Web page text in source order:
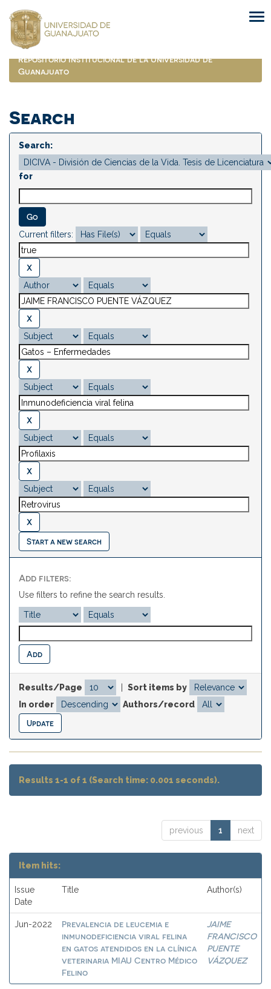
navigation
Repositorio Institucional de la Universidad de
Guanajuato
Search
Search:
for
Current filters:
Start a new search
Add filters:
Use filters to refine the search results.
Results/Page
Sort items by
In order
Authors/record
Results 1-1 of 1 (Search time: 0.001 seconds).
previous 1 next
Item hits:
Issue
Date
Title Author(s)
Jun-2022
Prevalencia de leucemia e
inmunodeficiencia viral felina
en gatos atendidos en la clínica
veterinaria MIAU Centro Médico
Felino
JAIME
FRANCISCO
PUENTE
VÁZQUEZ